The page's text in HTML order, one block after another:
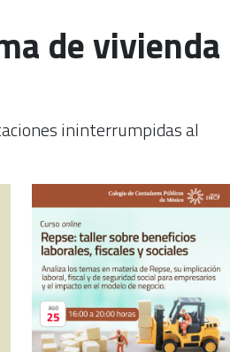
de vivienda
ininterrumpidas al